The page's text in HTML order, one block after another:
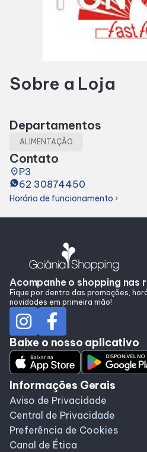
Cinema
Fique por Dentro
Lojas e Restaurantes
Alimentação
Programa de Benefícios
Sobre a Loja
Departamentos
ALIMENTAÇÃO
Contato
placeP3
62 30874450
Horário de funcionamento chevron_right
Acompanhe o shopping nas
Fique por dentro das promoções,
novidades em primeira mão!
Baixe o nosso aplicativo
Informações Gerais
Aviso de Privacidade
Central de Privacidade
Preferência de Cookies
Canal de Ética